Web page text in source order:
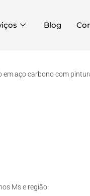
Blog
aço carbono com
Ms e região.